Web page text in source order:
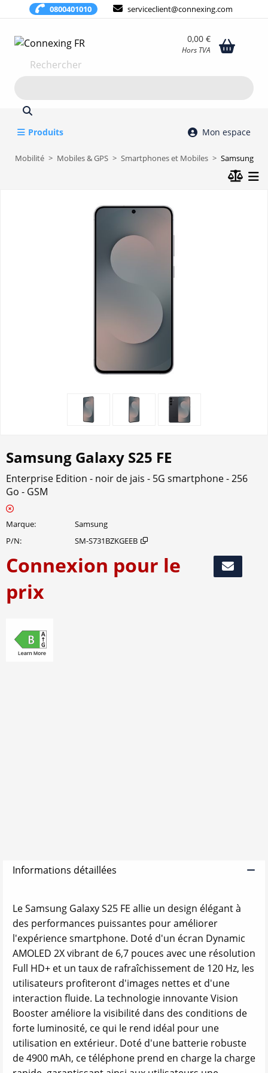
0800401010 serviceclient@connexing.com
0,00 €
Hors TVA
Rechercher
Produits Mon espace
Mobilité Mobiles & GPS Smartphones et Mobiles Samsung
Samsung Galaxy S25 FE
Enterprise Edition - noir de jais - 5G smartphone - 256
Go - GSM
Marque
Samsung
P/N
SM-S731BZKGEEB
Connexion pour le
prix
Ajouter au
Informations détaillées
Le Samsung Galaxy S25 FE allie un design élégant à
des performances puissantes pour améliorer
l'expérience smartphone. Doté d'un écran Dynamic
AMOLED 2X vibrant de 6,7 pouces avec une résolution
Full HD+ et un taux de rafraîchissement de 120 Hz, les
utilisateurs profiteront d'images nettes et d'une
interaction fluide. La technologie innovante Vision
Booster améliore la visibilité dans des conditions de
forte luminosité, ce qui le rend idéal pour une
utilisation en extérieur. Doté d'une batterie robuste
de 4900 mAh, ce téléphone prend en charge la charge